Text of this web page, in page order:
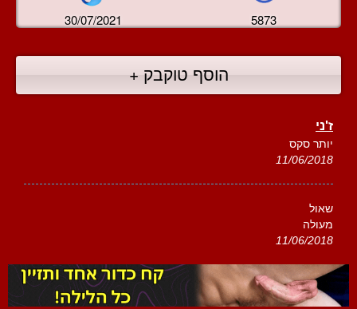
30/07/2021 5873
הוסף טוקבק +
ז'ני
יותר סקס
11/06/2018
שאול
מעולה
11/06/2018